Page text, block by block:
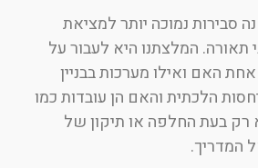
סבירות נמוכה יותר למציאת
תאורה. המלצתנו היא לעבור על
האם ואילו מערכות בבניין
הלכתית והאם הן עובדות כמו
בעת החלפה או תיקון של
המדריך.